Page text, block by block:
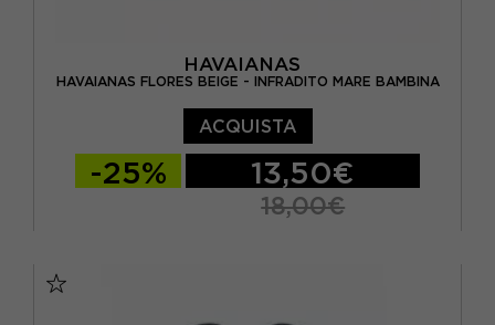
HAVAIANAS
HAVAIANAS FLORES BEIGE - INFRADITO MARE BAMBINA
ACQUISTA
-25% 13,50€
18,00€